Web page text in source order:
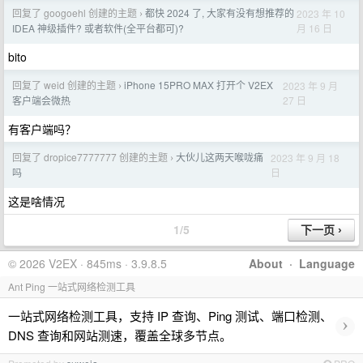
回复了 googoehl 创建的主题 › 都快 2024 了, 大家有没有想推荐的
IDEA 神级插件? 或者软件(全平台都可)?
2023 年 10
月 16 日
bito
回复了 weid 创建的主题 › iPhone 15PRO MAX 打开个 V2EX
客户端会微热
2023 年 9 月
27 日
有客户端吗？
回复了 dropice7777777 创建的主题 › 大伙儿这两天喉咙痛
吗
2023 年 9 月 18
日
这是啥情况
1/5
About · Language
© 2026 V2EX · 845ms · 3.9.8.5
Ant Ping 一站式网络检测工具
一站式网络检测工具，支持 IP 查询、Ping 测试、端口检测、
DNS 查询和网站测速，覆盖全球多节点。
›